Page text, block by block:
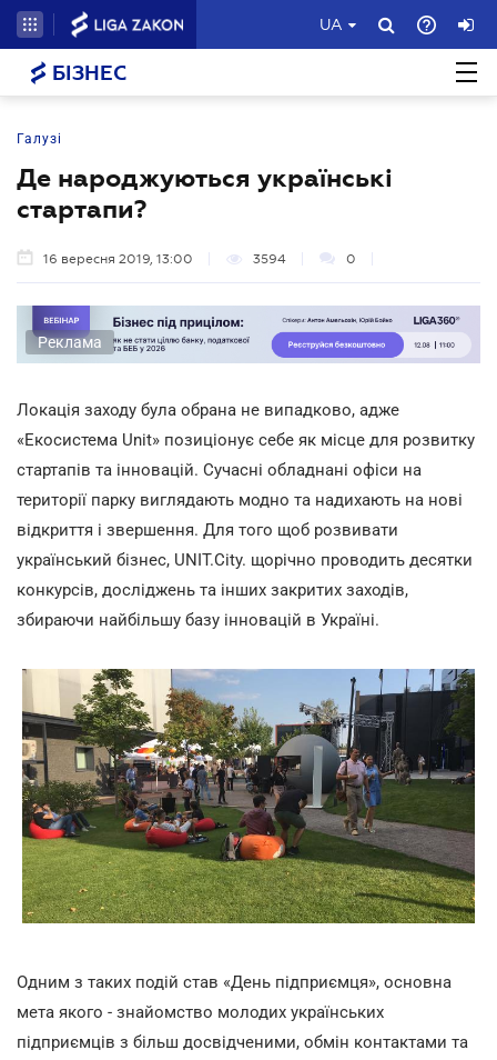
UA
БІЗНЕС
Галузі
Де народжуються українські
стартапи?
16 вересня 2019, 13:00 3594 0
Реклама
Локація заходу була обрана не випадково, адже
«Екосистема Unit» позиціонує себе як місце для розвитку
стартапів та інновацій. Сучасні обладнані офіси на
території парку виглядають модно та надихають на нові
відкриття і звершення. Для того щоб розвивати
український бізнес, UNIT.City. щорічно проводить десятки
конкурсів, досліджень та інших закритих заходів,
збираючи найбільшу базу інновацій в Україні.
Одним з таких подій став «День підприємця», основна
мета якого - знайомство молодих українських
підприємців з більш досвідченими, обмін контактами та